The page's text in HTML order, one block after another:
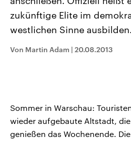
Landtagswahl Sachsen-Anhalt
2026
Alle Informationen
Sachsen-Anhalt wählt am 6.
September 2026 einen neuen
Bundesland von einer Koalition aus
Audio-Archiv
zukünftige Elite im
westlichen Sinne ausbilden.
Von Martin Adam | 20.08.2013
Sommer in Warschau:
wieder aufgebaute Altstadt,
genießen das Wochenende.